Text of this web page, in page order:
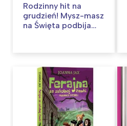
Rodzinny hit na
grudzień! Mysz-masz
na Święta podbija